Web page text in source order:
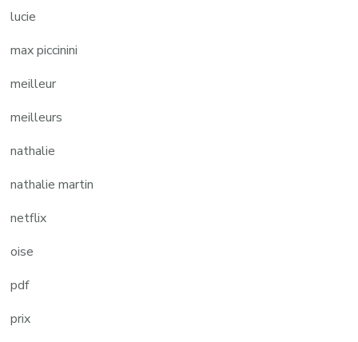
lucie
max piccinini
meilleur
meilleurs
nathalie
nathalie martin
netflix
oise
pdf
prix